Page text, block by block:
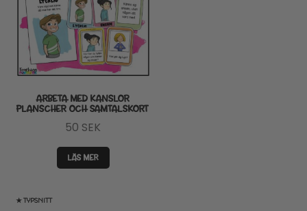
★ TYPSNITT
ARBETA MED KANSLOR
PLANSCHER OCH SAMTALSKORT
50 SEK
LÄS MER